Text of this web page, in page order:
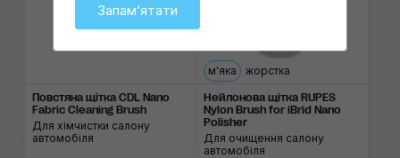
Повстяна щітка CDL Nano
Fabric Cleaning Brush
Для хімчистки салону
автомобіля
м'яка жорстка
Нейлонова щітка RUPES
Nylon Brush for iBrid Nano
Polisher
Для очищення салону
автомобіля
Запамʼятати